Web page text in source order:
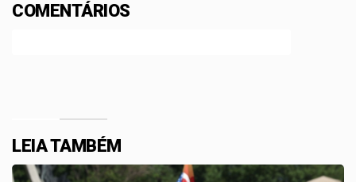
COMENTÁRIOS
LEIA TAMBÉM